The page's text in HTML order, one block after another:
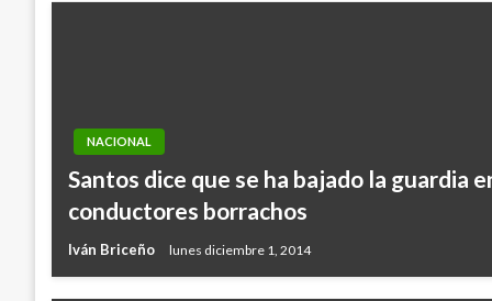
NACIONAL
Santos dice que se ha bajado la guardia
conductores borrachos
Iván Briceño lunes diciembre 1, 2014